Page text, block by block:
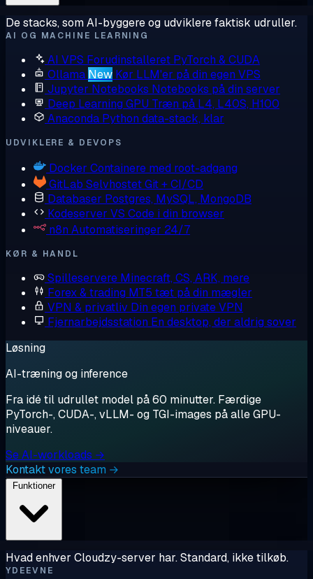
De stacks, som AI-byggere og udviklere faktisk udruller.
AI OG MACHINE LEARNING
AI VPS Forudinstalleret PyTorch & CUDA
Ollama New Kør LLM'er på din egen VPS
Jupyter Notebooks Notebooks på din server
Deep Learning GPU Træn på L4, L40S, H100
Anaconda Python data-stack, klar
UDVIKLERE & DEVOPS
Docker Containere med root-adgang
GitLab Selvhostet Git + CI/CD
Databaser Postgres, MySQL, MongoDB
Kodeserver VS Code i din browser
n8n Automatiseringer 24/7
KØR & HANDL
Spilleservere Minecraft, CS, ARK, mere
Forex & trading MT5 tæt på din mægler
VPN & privatliv Din egen private VPN
Fjernarbejdsstation En desktop, der aldrig sover
Løsning
AI-træning og inference
Fra idé til udrullet model på 60 minutter. Færdige
PyTorch-, CUDA-, vLLM- og TGI-images på alle GPU-
niveauer.
Se AI-workloads →
Kontakt vores team →
Funktioner
Hvad enhver Cloudzy-server har. Standard, ikke tilkøb.
YDEEVNE